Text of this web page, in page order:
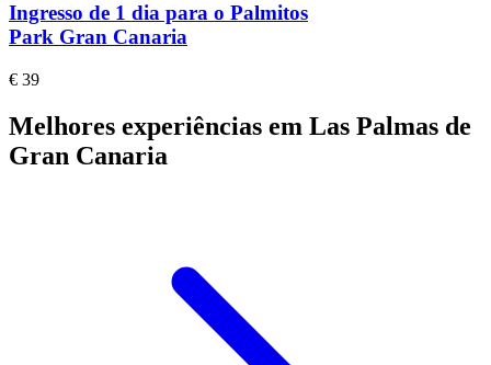
Ingresso de 1 dia para o Palmitos
Park Gran Canaria
€ 39
Melhores experiências em Las Palmas de
Gran Canaria